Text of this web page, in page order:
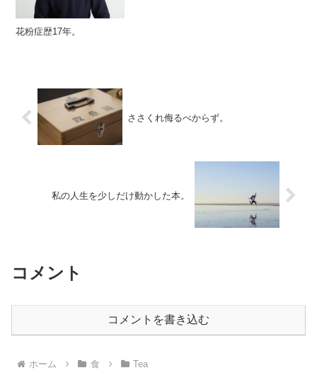
花粉症歴17年。
ささくれ侮るべからず。
私の人生を少しだけ動かした本。
コメント
コメントを書き込む
ホーム 食 Tea